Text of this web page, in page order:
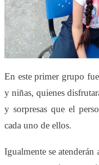
En este primer grupo
y niñas, quienes
y sorpresas que el
cada uno de ellos.
Igualmente se atenderán